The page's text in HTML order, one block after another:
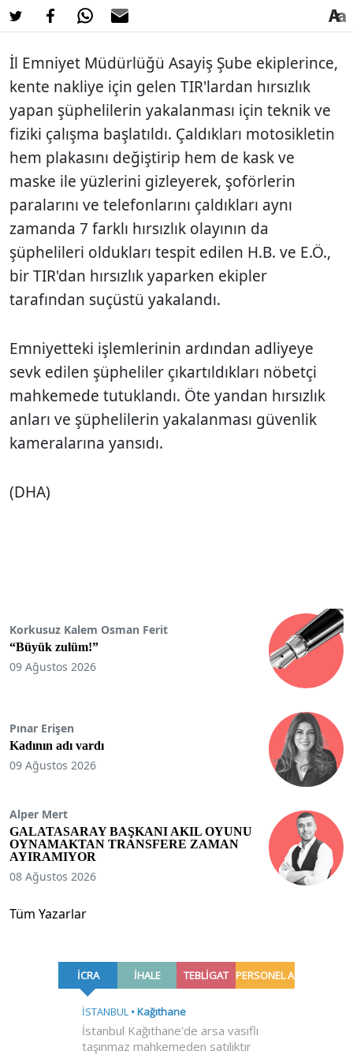
İl Emniyet Müdürlüğü Asayiş Şube ekiplerince,
kente nakliye için gelen TIR'lardan hırsızlık
yapan şüphelilerin yakalanması için teknik ve
fiziki çalışma başlatıldı. Çaldıkları motosikletin
hem plakasını değiştirip hem de kask ve
maske ile yüzlerini gizleyerek, şoförlerin
paralarını ve telefonlarını çaldıkları aynı
zamanda 7 farklı hırsızlık olayının da
şüphelileri oldukları tespit edilen H.B. ve E.Ö.,
bir TIR'dan hırsızlık yaparken ekipler
tarafından suçüstü yakalandı.
Emniyetteki işlemlerinin ardından adliyeye
sevk edilen şüpheliler çıkartıldıkları nöbetçi
mahkemede tutuklandı. Öte yandan hırsızlık
anları ve şüphelilerin yakalanması güvenlik
kameralarına yansıdı.
(DHA)
Korkusuz Kalem Osman Ferit
“Büyük zulüm!”
09 Ağustos 2026
Pınar Erişen
Kadının adı vardı
09 Ağustos 2026
Alper Mert
GALATASARAY BAŞKANI AKIL OYUNU
OYNAMAKTAN TRANSFERE ZAMAN
AYIRAMIYOR
08 Ağustos 2026
Tüm Yazarlar